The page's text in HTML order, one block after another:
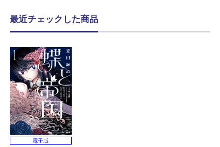
最近チェックした商品
電子版